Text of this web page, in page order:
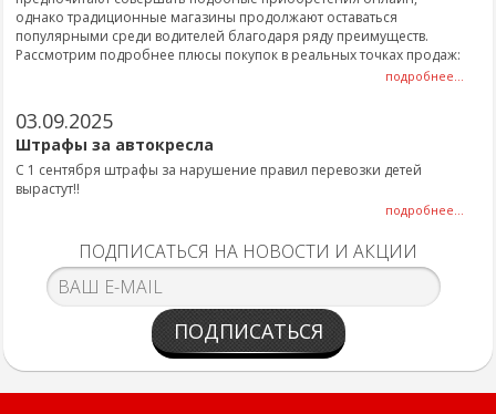
однако традиционные магазины продолжают оставаться
популярными среди водителей благодаря ряду преимуществ.
Рассмотрим подробнее плюсы покупок в реальных точках продаж:
подробнее...
03.09.2025
Штрафы за автокресла
С 1 сентября штрафы за нарушение правил перевозки детей
вырастут!!
подробнее...
ПОДПИСАТЬСЯ НА НОВОСТИ И АКЦИИ
ПОДПИСАТЬСЯ